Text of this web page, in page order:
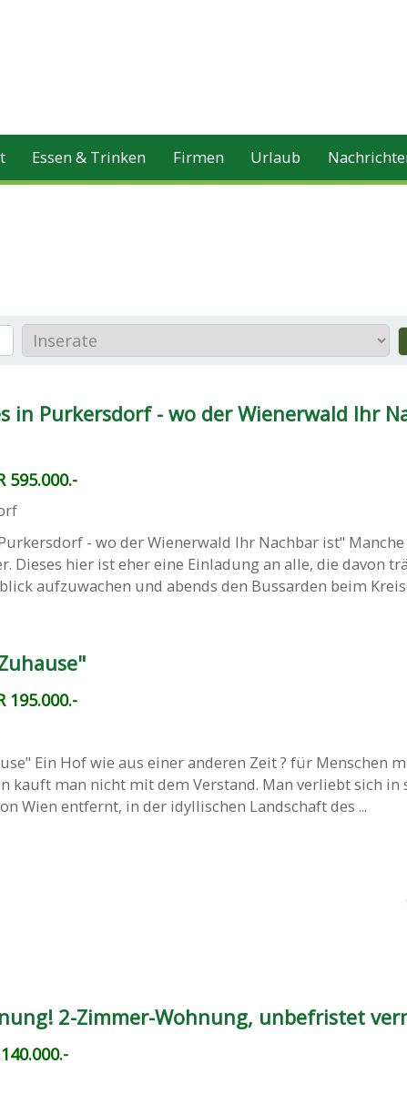
Essen & Trinken Firmen Urlaub
in Purkersdorf - wo der Wienerwald Ihr
595.000.-
- wo der Wienerwald Ihr Nachbar ist"
Dieses hier ist eher eine Einladung an alle, die davon
aufzuwachen und abends den Bussarden beim
195.000.-
Ein Hof wie aus einer anderen Zeit ? für Menschen
kauft man nicht mit dem Verstand. Man verliebt sich in
Wien entfernt, in der idyllischen Landschaft des ...
2-Zimmer-Wohnung, unbefristet